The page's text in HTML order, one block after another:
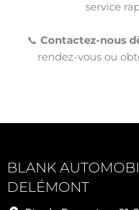
service
📞 Contactez-nous
rendez-vous ou
BLANK
DELÉMONT